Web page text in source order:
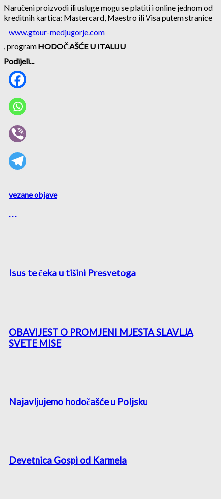
Naručeni proizvodi ili usluge mogu se platiti i online jednom od
kreditnih kartica: Mastercard, Maestro ili Visa putem stranice
www.gtour-medjugorje.com
, program HODOČAŠĆE U ITALIJU
Podijeli...
vezane objave
. . .
Isus te čeka u tišini Presvetoga
OBAVIJEST O PROMJENI MJESTA SLAVLJA
SVETE MISE
Najavljujemo hodočašće u Poljsku
Devetnica Gospi od Karmela